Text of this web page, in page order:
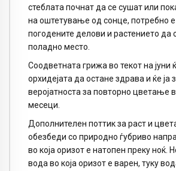
стеблата почнат да се сушат или
на оштетување од сонце, потребно е
погодените делови и растението да
поладно место.
Соодветната грижа во текот на јуни
орхидејата да остане здрава и ќе ја
веројатноста за повторно цветање
месеци.
Дополнителен поттик за раст и
обезбеди со природно ѓубриво
во која оризот е натопен преку ноќ.
вода во која оризот е варен, туку